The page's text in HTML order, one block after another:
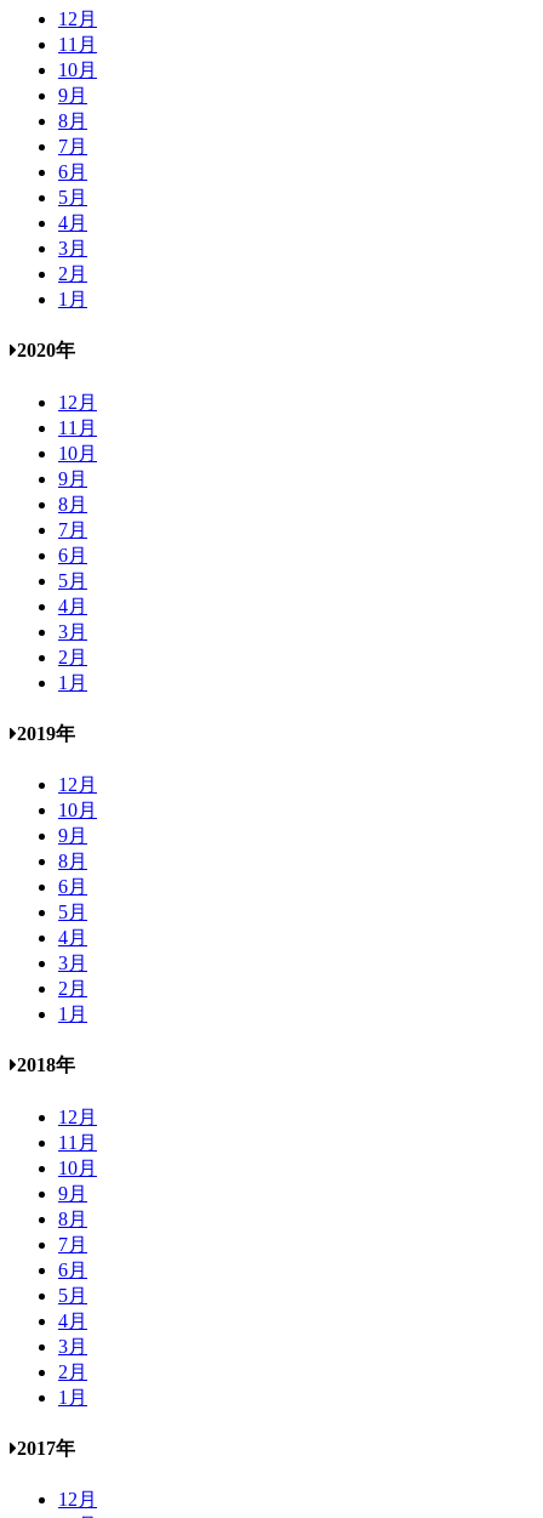
12月
11月
10月
9月
8月
7月
6月
5月
4月
3月
2月
1月
2020年
12月
11月
10月
9月
8月
7月
6月
5月
4月
3月
2月
1月
2019年
12月
10月
9月
8月
6月
5月
4月
3月
2月
1月
2018年
12月
11月
10月
9月
8月
7月
6月
5月
4月
3月
2月
1月
2017年
12月